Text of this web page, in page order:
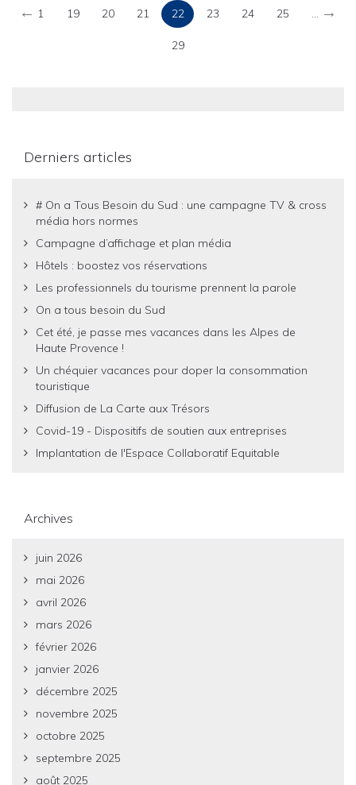
← 1 19 20 21 22 23 24 25 ...
29
→
Derniers articles
# On a Tous Besoin du Sud : une campagne TV & cross
média hors normes
Campagne d’affichage et plan média
Hôtels : boostez vos réservations
Les professionnels du tourisme prennent la parole
On a tous besoin du Sud
Cet été, je passe mes vacances dans les Alpes de
Haute Provence !
Un chéquier vacances pour doper la consommation
touristique
Diffusion de La Carte aux Trésors
Covid-19 - Dispositifs de soutien aux entreprises
Implantation de l'Espace Collaboratif Equitable
Archives
juin 2026
mai 2026
avril 2026
mars 2026
février 2026
janvier 2026
décembre 2025
novembre 2025
octobre 2025
septembre 2025
août 2025